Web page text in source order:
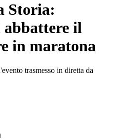
Storia:
abbattere il
in maratona
trasmesso in diretta da